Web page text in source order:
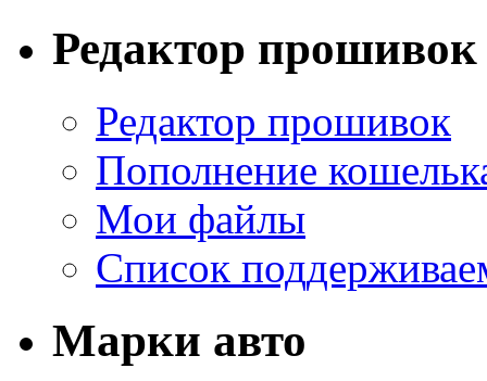
Редактор прошивок
Редактор прошивок
Пополнение
Мои файлы
Список
Марки авто